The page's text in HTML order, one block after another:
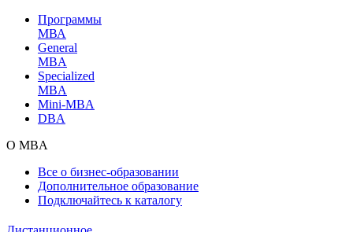
Программы
МВА
General
MBA
Specialized
MBA
Mini-MBA
DBA
О MBA
Все о бизнес-образовании
Дополнительное образование
Подключайтесь к каталогу